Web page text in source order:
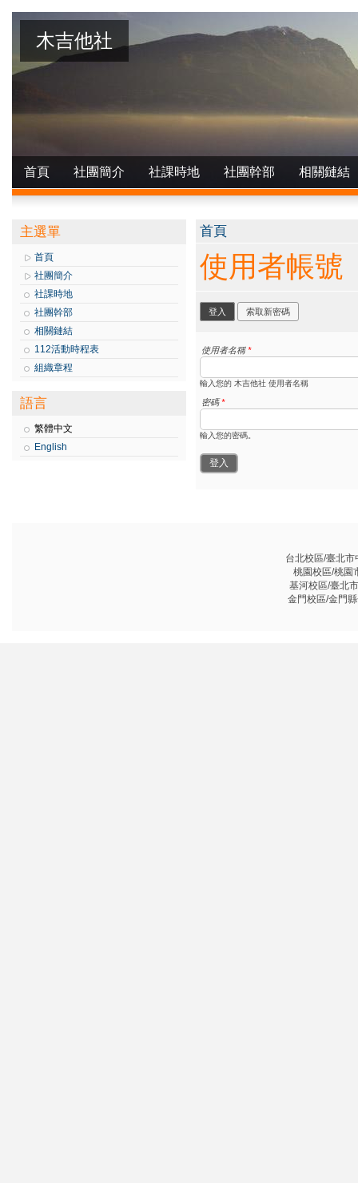
木吉他社
首頁 社團簡介 社課時地 社團幹部 相關鏈結
主選單
首頁
社團簡介
社課時地
社團幹部
相關鏈結
112活動時程表
組織章程
語言
繁體中文
English
您在這裡
首頁
使用者帳號
主要索引標籤
登入 (作用中頁籤)
索取新密碼
使用者名稱*
輸入您的 木吉他社 使用者名稱
密碼*
輸入您的密碼。
台北校區/臺北
桃園校區/桃園
基河校區/臺北
金門校區/金門